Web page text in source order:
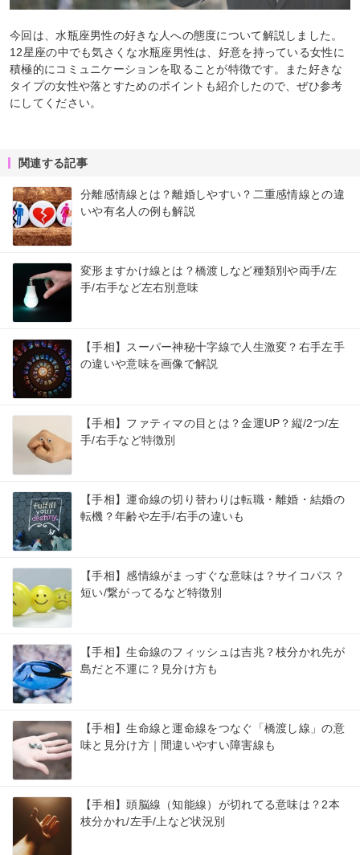
今回は、水瓶座男性の好きな人への態度について解説しました。
12星座の中でも気さくな水瓶座男性は、好意を持っている女性に
積極的にコミュニケーションを取ることが特徴です。また好きな
タイプの女性や落とすためのポイントも紹介したので、ぜひ参考
にしてください。
関連する記事
分離感情線とは？離婚しやすい？二重感情線との違
いや有名人の例も解説
変形ますかけ線とは？橋渡しなど種類別や両手/左
手/右手など左右別意味
【手相】スーパー神秘十字線で人生激変？右手左手
の違いや意味を画像で解説
【手相】ファティマの目とは？金運UP？縦/2つ/左
手/右手など特徴別
【手相】運命線の切り替わりは転職・離婚・結婚の
転機？年齢や左手/右手の違いも
【手相】感情線がまっすぐな意味は？サイコパス？
短い/繋がってるなど特徴別
【手相】生命線のフィッシュは吉兆？枝分かれ先が
島だと不運に？見分け方も
【手相】生命線と運命線をつなぐ「橋渡し線」の意
味と見分け方｜間違いやすい障害線も
【手相】頭脳線（知能線）が切れてる意味は？2本
枝分かれ/左手/上など状況別